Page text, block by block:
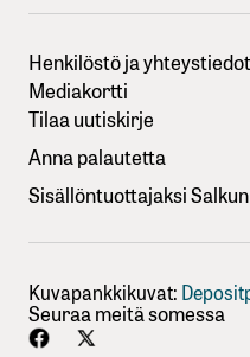
Henkilöstö ja yhteystiedot
Mediakortti
Tilaa uutiskirje
Anna palautetta
Sisällöntuottajaksi
Kuvapankkikuvat:
Seuraa meitä somessa